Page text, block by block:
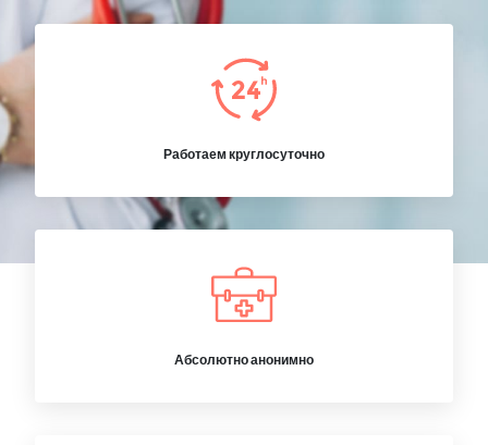
Работаем круглосуточно
Абсолютно анонимно